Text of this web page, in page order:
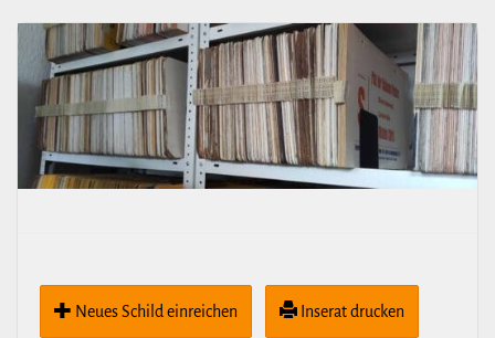
Neues Schild ein­rei­chen Inserat drucken